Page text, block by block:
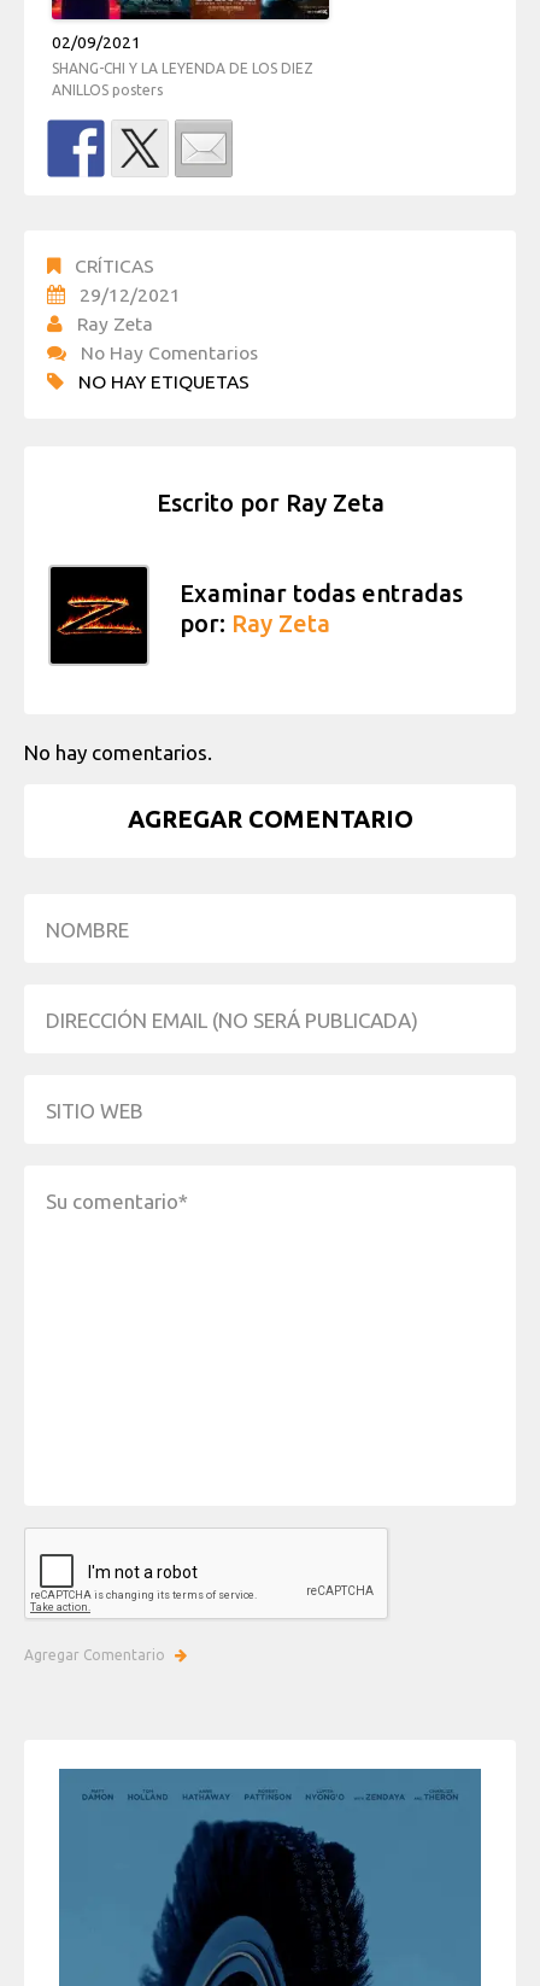
02/09/2021
SHANG-CHI Y LA LEYENDA DE LOS DIEZ
ANILLOS posters
CRÍTICAS
29/12/2021
Ray Zeta
No Hay Comentarios
NO HAY ETIQUETAS
Escrito por Ray Zeta
Examinar todas entradas
por: Ray Zeta
No hay comentarios.
AGREGAR COMENTARIO